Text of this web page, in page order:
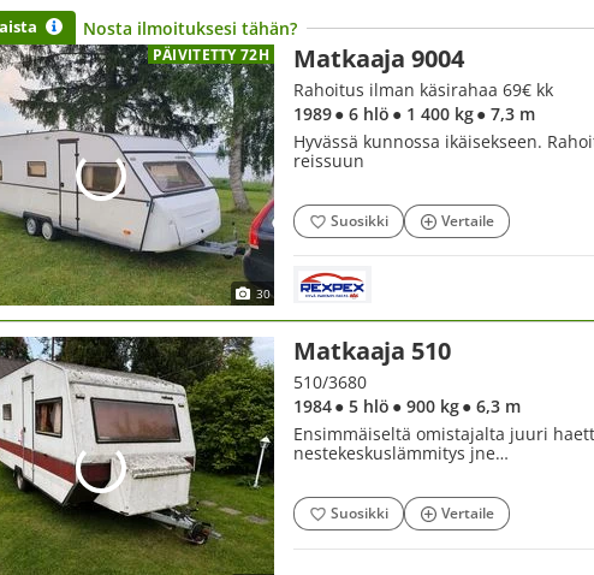
Nosta ilmoituksesi tähän?
PÄIVITETTY 72H
30
Matkaaja 9004
Rahoitus ilman käsirahaa 69€ kk
1989● 6 hlö ● 1 400 kg● 7,3 m
Hyvässä kunnossa ikäisekseen.
reissuun
Suosikki Vertaile
Matkaaja 510
510/3680
1984● 5 hlö ● 900 kg● 6,3 m
Ensimmäiseltä omistajalta juuri
nestekeskuslämmitys jne…
Suosikki Vertaile